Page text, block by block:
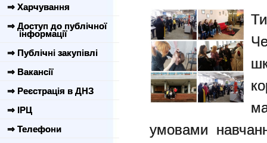
⇒ Харчування
⇒ Доступ до публічної
інформації
⇒ Публічні закупівлі
⇒ Вакансії
⇒ Реєстрація в ДНЗ
⇒ ІРЦ
⇒ Телефони
умовами